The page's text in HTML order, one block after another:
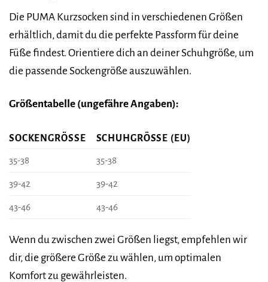
Die PUMA Kurzsocken sind in verschiedenen Größen
erhältlich, damit du die perfekte Passform für deine
Füße findest. Orientiere dich an deiner Schuhgröße, um
die passende Sockengröße auszuwählen.
Größentabelle (ungefähre Angaben):
SOCKENGRÖSSE SCHUHGRÖSSE (EU)
35-38 35-38
39-42 39-42
43-46 43-46
Wenn du zwischen zwei Größen liegst, empfehlen wir
dir, die größere Größe zu wählen, um optimalen
Komfort zu gewährleisten.